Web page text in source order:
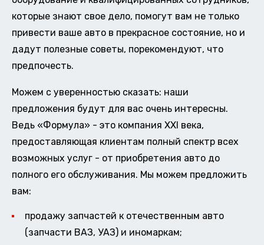
которые знают свое дело, помогут вам не только
привести ваше авто в прекрасное состояние, но и
дадут полезные советы, порекомендуют, что
предпочесть.
Можем с уверенностью сказать: наши
предложения будут для вас очень интересны.
Ведь «Формула» - это компания XXI века,
предоставляющая клиентам полный спектр всех
возможных услуг - от приобретения авто до
полного его обслуживания. Мы можем предложить
вам:
продажу запчастей к отечественным авто
(запчасти ВАЗ, УАЗ) и иномаркам;